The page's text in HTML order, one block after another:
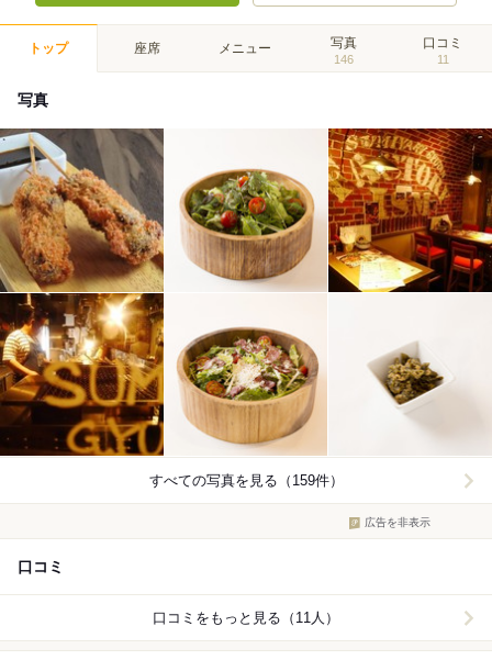
トップ 座席 メニュー 写真
146
口コミ
11
写真
すべての写真を見る（159件）
広告を非表示
口コミ
口コミをもっと見る（11人）